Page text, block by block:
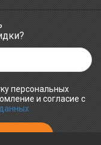
персональных
и согласие с